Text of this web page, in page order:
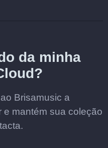
da minha
Brisamusic a
mantém sua coleção